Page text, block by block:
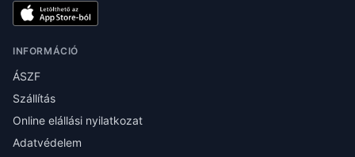
INFORMÁCIÓ
ÁSZF
Szállítás
Online elállási nyilatkozat
Adatvédelem